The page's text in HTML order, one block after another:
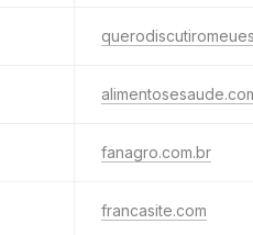
fanagro.com.br
francasite.com